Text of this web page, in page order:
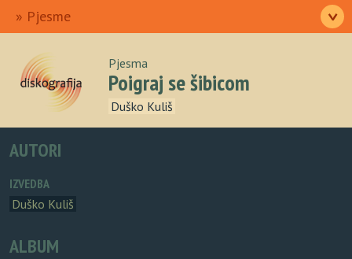
Ulazna
Izvođači
Pjesme
>
Pjesma
Poigraj se šibicom
Duško Kuliš
AUTORI
IZVEDBA
Duško Kuliš
ALBUM